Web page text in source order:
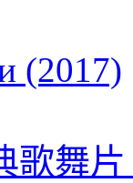
(2017)
歌舞